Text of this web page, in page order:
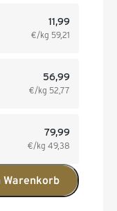
11,99
€/kg 59,21
56,99
€/kg 52,77
79,99
€/kg 49,38
Warenkorb